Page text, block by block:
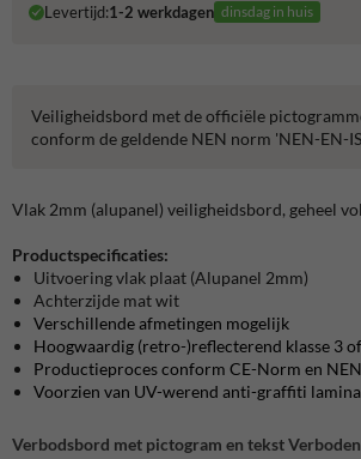
Levertijd:1-2 werkdagen dinsdag in huis
Veiligheidsbord met de officiële
conform de geldende NEN norm 'NEN-EN-
Vlak 2mm (alupanel) veiligheidsbord, geheel
Productspecificaties:
Uitvoering vlak plaat (Alupanel 2mm)
Achterzijde mat wit
Verschillende afmetingen mogelijk
Hoogwaardig (retro-)reflecterend klasse 3
Productieproces conform CE-Norm en
Voorzien van UV-werend anti-graffiti
Verbodsbord met pictogram en tekst